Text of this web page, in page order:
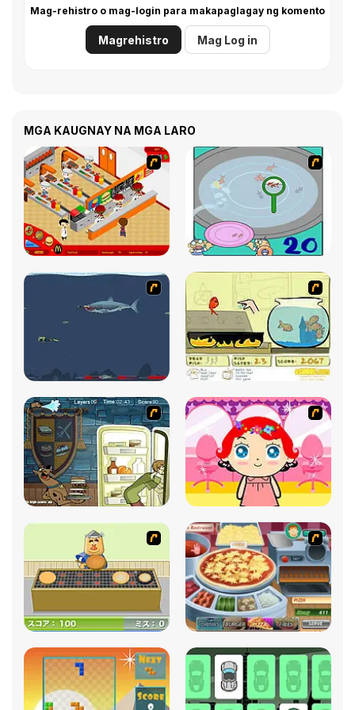
Mag-rehistro o mag-login para makapaglagay ng komento
Magrehistro Mag Log in
MGA KAUGNAY NA MGA LARO